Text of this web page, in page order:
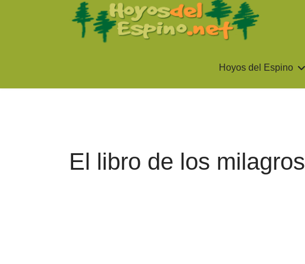
Hoyos del Espino
El libro de los milagros